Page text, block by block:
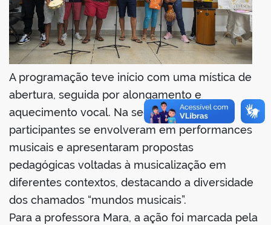
A programação teve início com uma mística de
abertura, seguida por alongamento e
aquecimento vocal. Na sequência, os
participantes se envolveram em performances
musicais e apresentaram propostas
pedagógicas voltadas à musicalização em
diferentes contextos, destacando a diversidade
dos chamados “mundos musicais”.
Para a professora Mara, a ação foi marcada pela